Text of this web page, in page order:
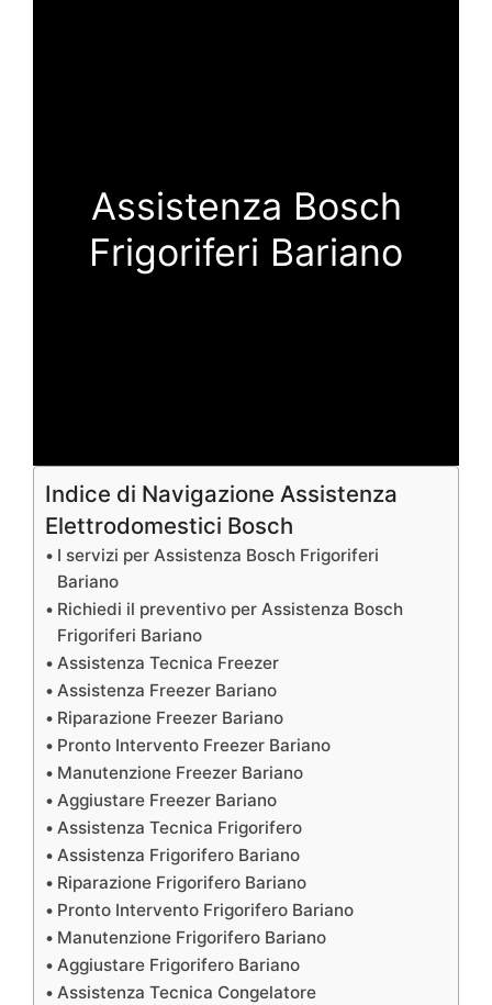
Assistenza Bosch
Frigoriferi Bariano
Indice di Navigazione Assistenza
Elettrodomestici Bosch
I servizi per Assistenza Bosch Frigoriferi
Bariano
Richiedi il preventivo per Assistenza Bosch
Frigoriferi Bariano
Assistenza Tecnica Freezer
Assistenza Freezer Bariano
Riparazione Freezer Bariano
Pronto Intervento Freezer Bariano
Manutenzione Freezer Bariano
Aggiustare Freezer Bariano
Assistenza Tecnica Frigorifero
Assistenza Frigorifero Bariano
Riparazione Frigorifero Bariano
Pronto Intervento Frigorifero Bariano
Manutenzione Frigorifero Bariano
Aggiustare Frigorifero Bariano
Assistenza Tecnica Congelatore